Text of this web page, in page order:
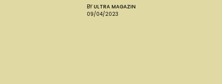
BY ULTRA MAGAZIN
09/04/2023